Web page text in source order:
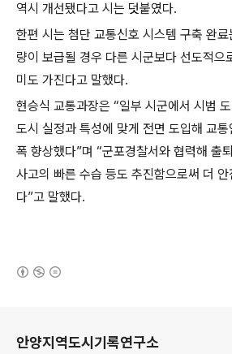
역시 개선됐다고 시는 덧붙였다.
한편 시는 첨단 교통신호 시스템 구축 완
량이 보급될 경우 다른 시군보다 선도적으
미도 가진다고 말했다.
현승식 교통과장은 “일부 시군에서 시범
도시 실정과 특성에 맞게 전면 도입해 교
폭 향상했다”며 “군포경찰서와 협력해 출
사고의 빠른 수습 등도 추진함으로써 더
다”고 말했다.
안양지역도시기록연구소